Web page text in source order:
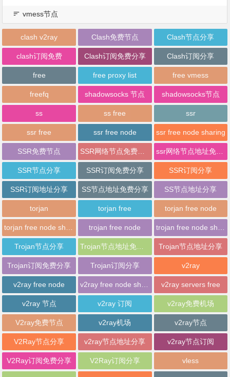
vmess节点
clash v2ray Clash免费节点 Clash节点分享
clash订阅免费 Clash订阅免费分享 Clash订阅分享
free free proxy list free vmess
freefq shadowsocks 节点 shadowsocks节点
ss ss free ssr
ssr free ssr free node ssr free node sharing
SSR免费节点
SSR节点分享 SSR订阅免费分享 SSR订阅分享
SSR订阅地址分享 SS节点地址免费分享 SS节点地址分享
torjan torjan free torjan free node
trojan free node
Trojan节点分享 Trojan节点地址分享
Trojan订阅免费分享 Trojan订阅分享 v2ray
v2ray free node v2ray servers free
v2ray 节点 v2ray 订阅 v2ray免费机场
V2ray免费节点 v2ray机场 v2ray节点
V2Ray节点分享 v2ray节点地址分享 v2ray节点订阅
V2Ray订阅免费分享 V2Ray订阅分享 vless